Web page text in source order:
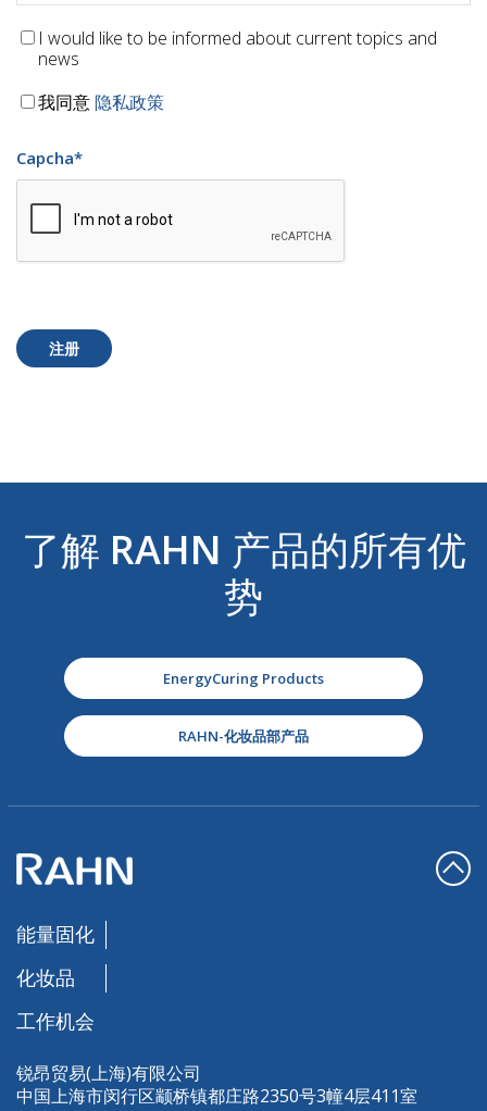
I would like to be informed about current topics and
news
我同意隐私政策
Capcha*
注册
了解 RAHN 产品的所有优
势
EnergyCuring Products
RAHN-化妆品部产品
锐昂贸易(上海)有限公司
中国上海市闵行区颛桥镇都庄路2350号3幢4层411室
能量固化
化妆品
工作机会